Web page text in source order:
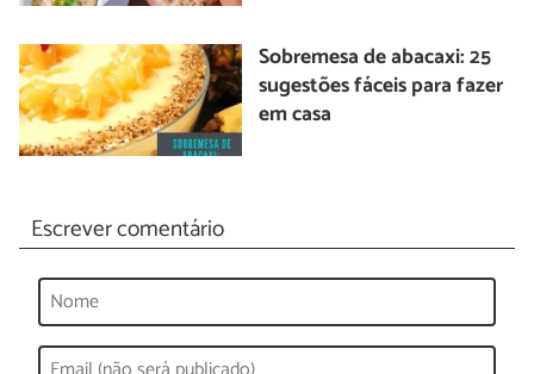
Sobremesa de abacaxi: 25
sugestões fáceis para fazer
em casa
Escrever comentário